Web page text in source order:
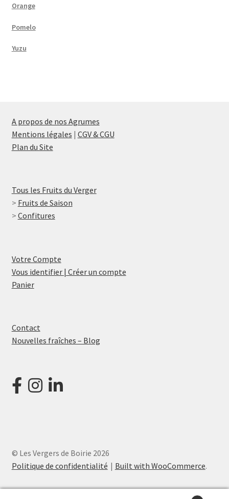
Orange
Pomelo
Yuzu
A propos de nos Agrumes
Mentions légales | CGV & CGU
Plan du Site
Tous les Fruits du Verger
> Fruits de Saison
> Confitures
Votre Compte
Vous identifier | Créer un compte
Panier
Contact
Nouvelles fraîches – Blog
© Les Vergers de Boirie 2026
Politique de confidentialité
Built with WooCommerce.